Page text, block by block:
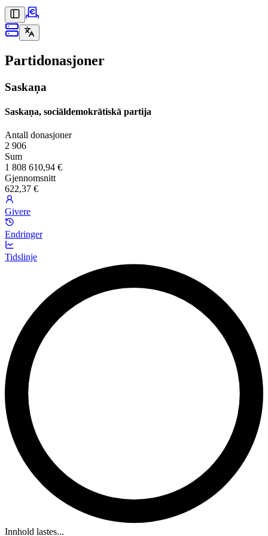
Partidonasjoner
Saskaņa
Saskaņa, sociāldemokrātiskā partija
Antall donasjoner
2 906
Sum
1 808 610,94 €
Gjennomsnitt
622,37 €
Givere
Endringer
Tidslinje
Innhold lastes...